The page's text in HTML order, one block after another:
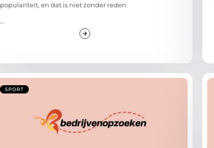
populariteit, en dat is niet zonder reden.
...
SPORT